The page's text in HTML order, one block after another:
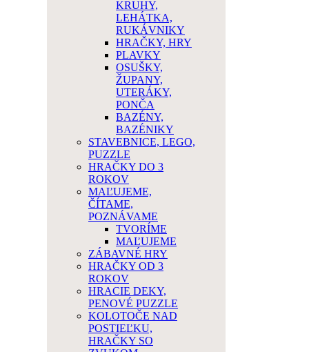
KRUHY,
LEHÁTKA,
RUKÁVNIKY
HRAČKY, HRY
PLAVKY
OSUŠKY,
ŽUPANY,
UTERÁKY,
PONČA
BAZÉNY,
BAZÉNIKY
STAVEBNICE, LEGO,
PUZZLE
HRAČKY DO 3
ROKOV
MAĽUJEME,
ČÍTAME,
POZNÁVAME
TVORÍME
MAĽUJEME
ZÁBAVNÉ HRY
HRAČKY OD 3
ROKOV
HRACIE DEKY,
PENOVÉ PUZZLE
KOLOTOČE NAD
POSTIEĽKU,
HRAČKY SO